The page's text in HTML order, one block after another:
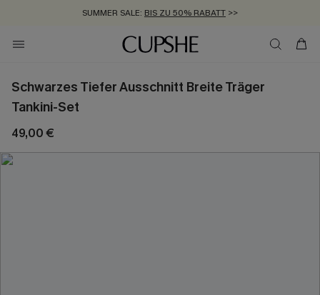
SUMMER SALE: BIS ZU 50% RABATT >>
ZUM NEWSLETTER:BIS ZU -20% EXTRA ERHALTEN
KOSTENLOSER VERSAND AB 89 €
Schwarzes Tiefer Ausschnitt Breite Träger
Tankini-Set
49,00 €